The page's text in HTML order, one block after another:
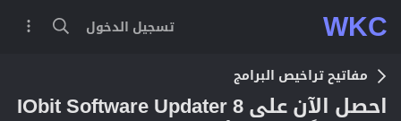
WKC تسجيل الدخول
مفاتيح تراخيص البرامج
احصل الآن على IObit Software Updater 8